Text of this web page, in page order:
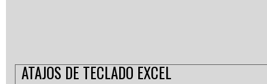
ATAJOS DE TECLADO EXCEL